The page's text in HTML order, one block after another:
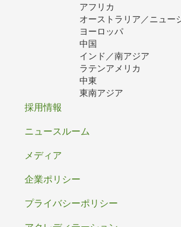
アフリカ
オーストラリア／ニュー
ヨーロッパ
中国
インド／南アジア
ラテンアメリカ
中東
東南アジア
フ
ッ
タ
ー
採用情報
ニュースルーム
メディア
企業ポリシー
プライバシーポリシー